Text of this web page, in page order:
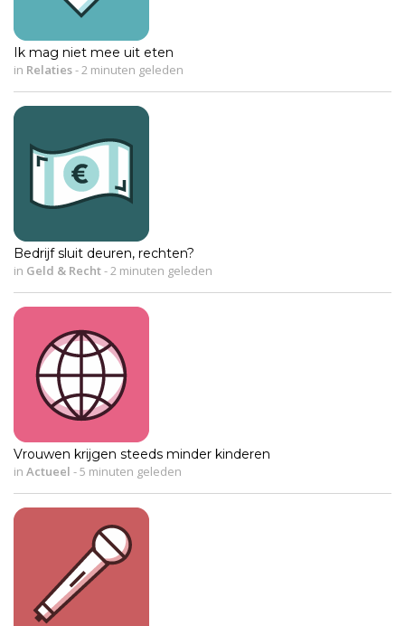
Ik mag niet mee uit eten
in Relaties-2 minuten geleden
Bedrijf sluit deuren, rechten?
in Geld & Recht-2 minuten geleden
Vrouwen krijgen steeds minder kinderen
in Actueel -5 minuten geleden